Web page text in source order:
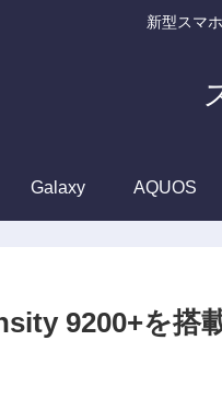
新型スマ
Galaxy AQUOS
9200+を搭